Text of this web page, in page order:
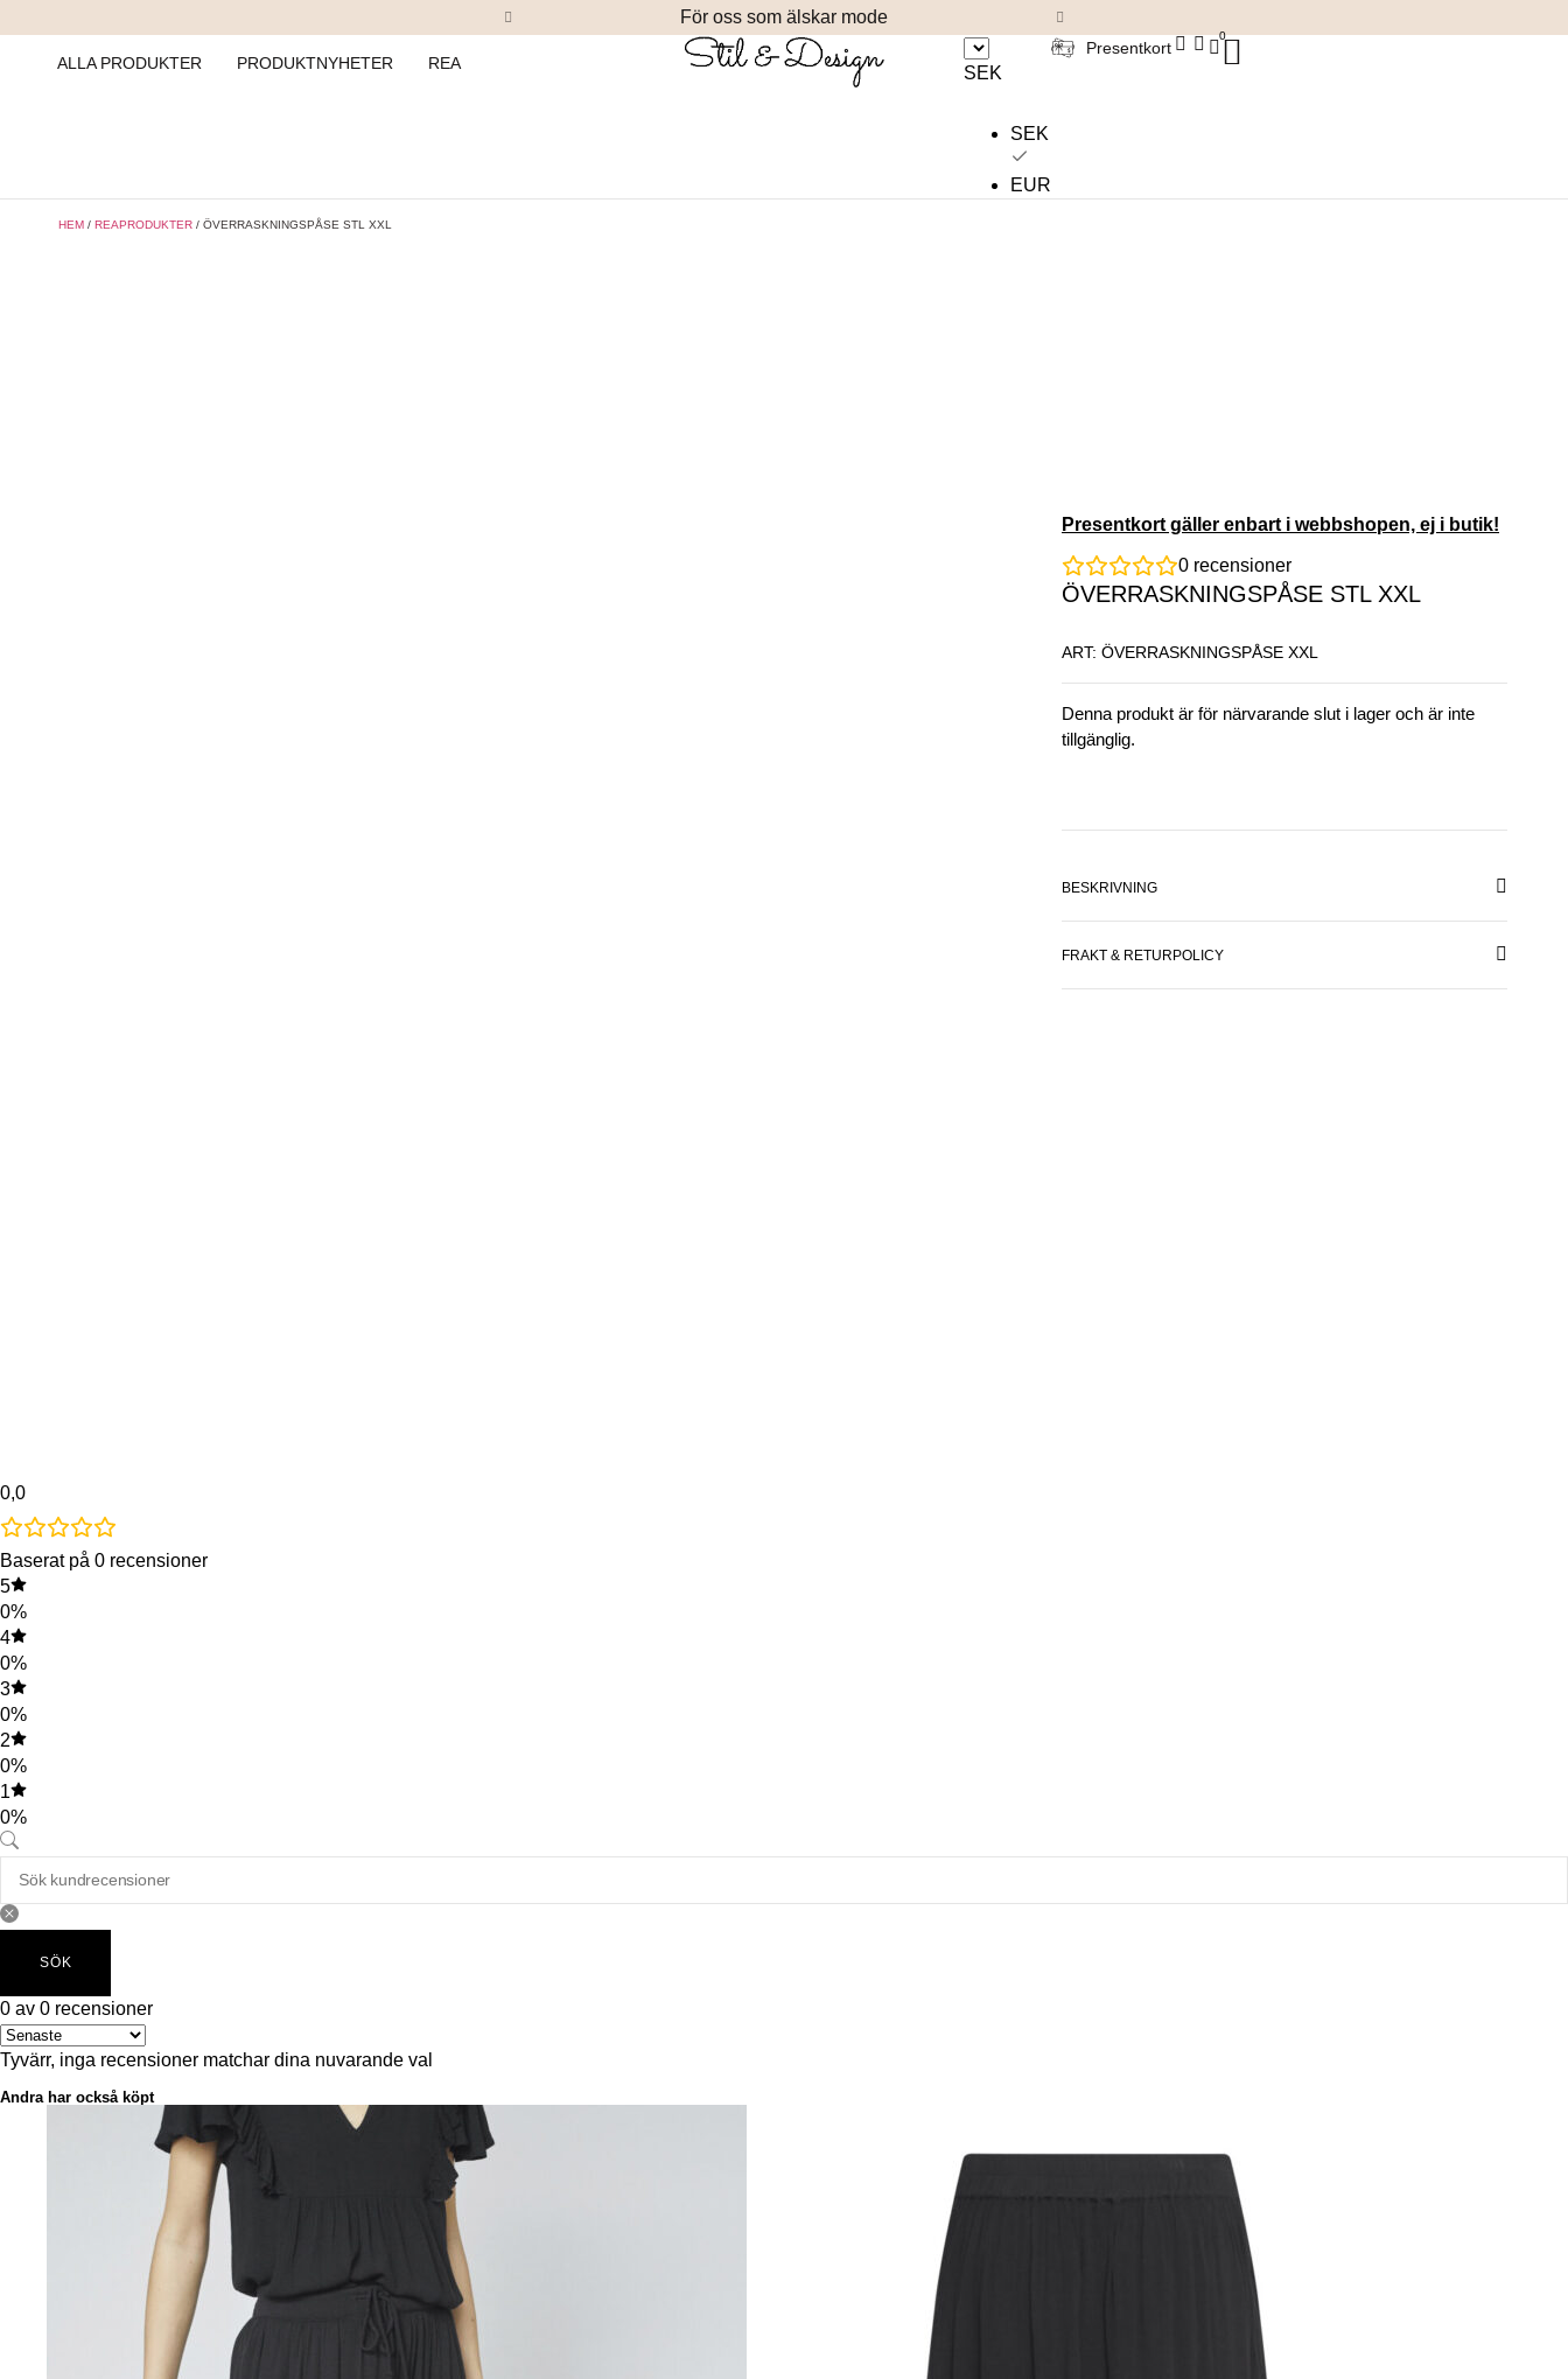
För oss som älskar mode
ALLA PRODUKTER PRODUKTNYHETER REA SEK
SEK
EUR
Presentkort
0
HEM / REAPRODUKTER / ÖVERRASKNINGSPÅSE STL XXL
Presentkort gäller enbart i webbshopen, ej i butik!
0 recensioner
ÖVERRASKNINGSPÅSE STL XXL
ART: ÖVERRASKNINGSPÅSE XXL
Denna produkt är för närvarande slut i lager och är inte
tillgänglig.
BESKRIVNING
FRAKT & RETURPOLICY
0,0
Baserat på 0 recensioner
5
0%
4
0%
3
0%
2
0%
1
0%
SÖK
0 av 0 recensioner
Tyvärr, inga recensioner matchar dina nuvarande val
Andra har också köpt